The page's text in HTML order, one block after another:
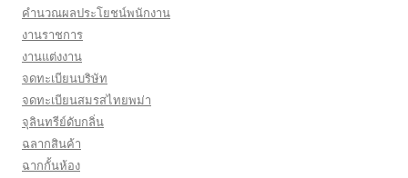
คำนวณผลประโยชน์พนักงาน
งานราชการ
งานแต่งงาน
จดทะเบียนบริษัท
จดทะเบียนสมรสไทยพม่า
จุลินทรีย์ดับกลิ่น
ฉลากสินค้า
ฉากกั้นห้อง